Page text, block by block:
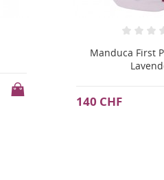
Manduca XT
edition
150 CHF